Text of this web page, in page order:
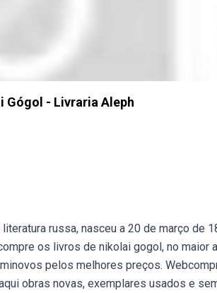
Gógol - Livraria Aleph
russa, nasceu a 20 de março de
os livros de nikolai gogol, no maior
pelos melhores preços.
obras novas, exemplares usados e